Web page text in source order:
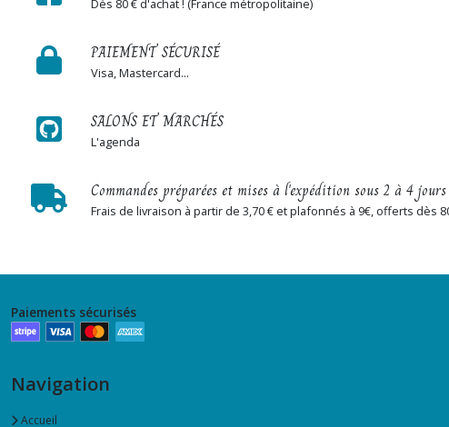
Dès 80 € d'achat ! (France métropolitaine)
PAIEMENT SÉCURISÉ
Visa, Mastercard...
SALONS ET MARCHÉS
L'agenda
Commandes préparées et mises à l'expédition sous 2 à 4
Frais de livraison à partir de 3,70 € et plafonnés à 9€, offerts dès
Paiements sécurisés
Navigation
Accueil